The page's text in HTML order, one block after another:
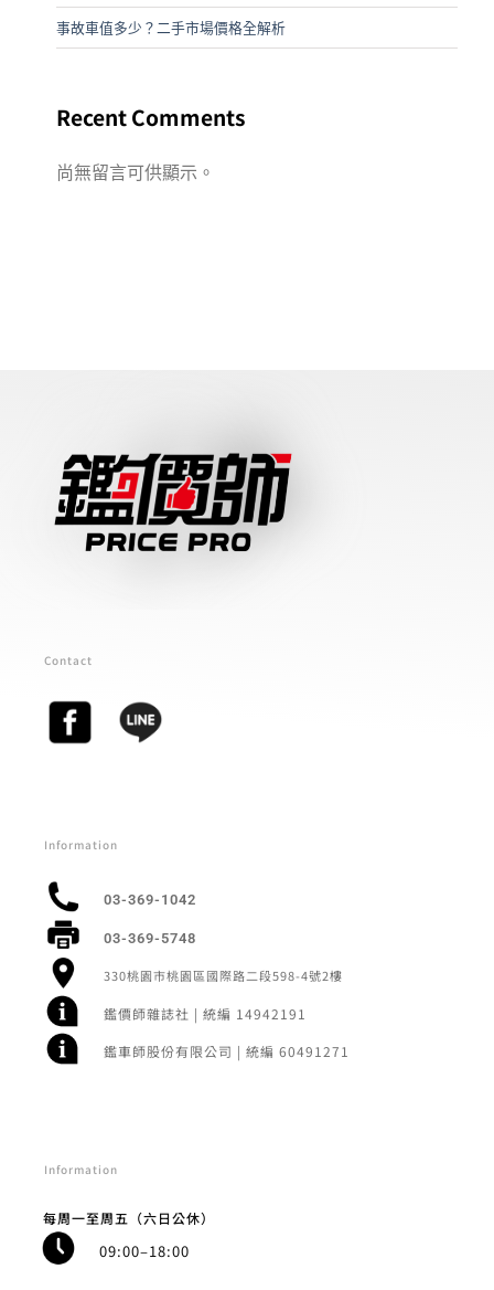
事故車值多少？二手市場價格全解析
Recent Comments
尚無留言可供顯示。
Contact
Information
03-369-1042
03-369-5748
330桃園市桃園區國際路二段598-4號2樓
鑑價師雜誌社 | 統編 14942191
鑑車師股份有限公司 | 統編 60491271
Information
每周一至周五（六日公休）
09:00–18:00